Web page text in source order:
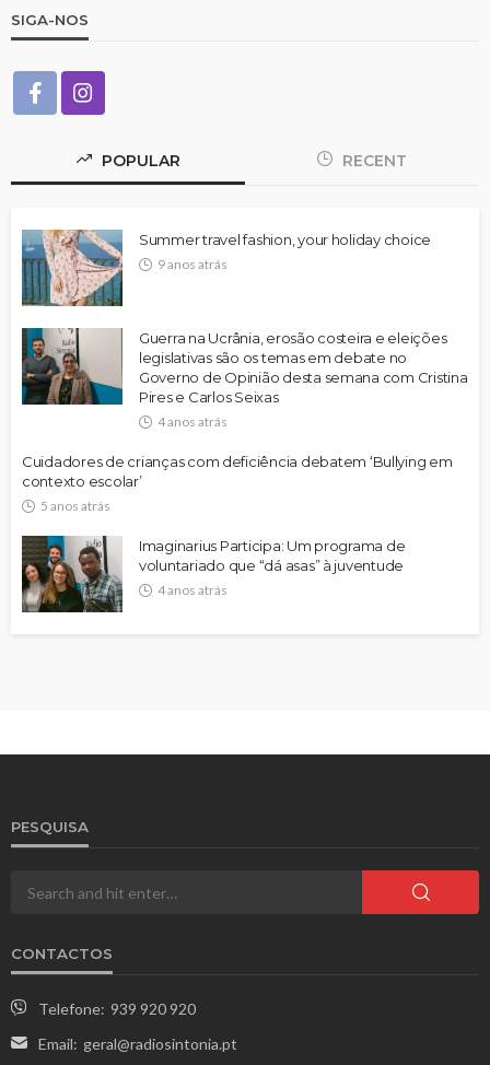
SIGA-NOS
POPULAR RECENT
Summer travel fashion, your holiday choice
9 anos atrás
Guerra na Ucrânia, erosão costeira e eleições
legislativas são os temas em debate no
Governo de Opinião desta semana com Cristina
Pires e Carlos Seixas
4 anos atrás
Cuidadores de crianças com deficiência debatem ‘Bullying em
contexto escolar’
5 anos atrás
Imaginarius Participa: Um programa de
voluntariado que “dá asas” à juventude
4 anos atrás
PESQUISA
CONTACTOS
Telefone: 939 920 920
Email: geral@radiosintonia.pt